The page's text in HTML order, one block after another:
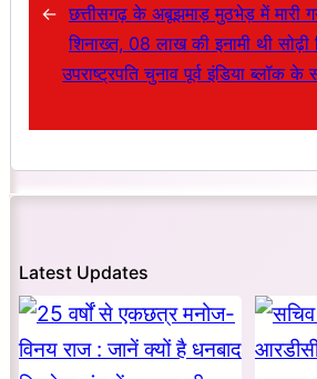
← छत्तीसगढ़ के अबूझमाड़ मुठभेड़ में मारी
शिनाख्त, 08 लाख की इनामी थी सोढ़ी
उपराष्ट्रपति चुनाव पूर्व इंडिया ब्लॉक
Latest Updates